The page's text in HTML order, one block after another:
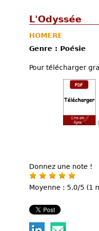
L'Odyssée
HOMERE
Genre : Poésie
Pour télécharger
Donnez une note !
Moyenne : 5.0/5 (1